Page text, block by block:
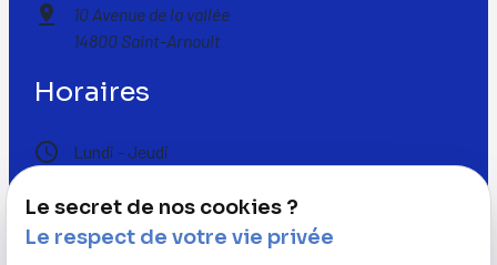
pin_drop
10 Avenue de la vallée
14800 Saint-Arnoult
Horaires
schedule
Lundi - Jeudi
Vendredi
08:00-12:00 / 13:00-16:00
Le secret de nos cookies ?
Le respect de votre vie privée